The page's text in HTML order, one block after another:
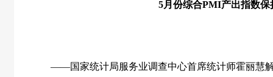
5月份综合PMI产出指数保
——国家统计局服务业调查中心首席统计师霍丽慧